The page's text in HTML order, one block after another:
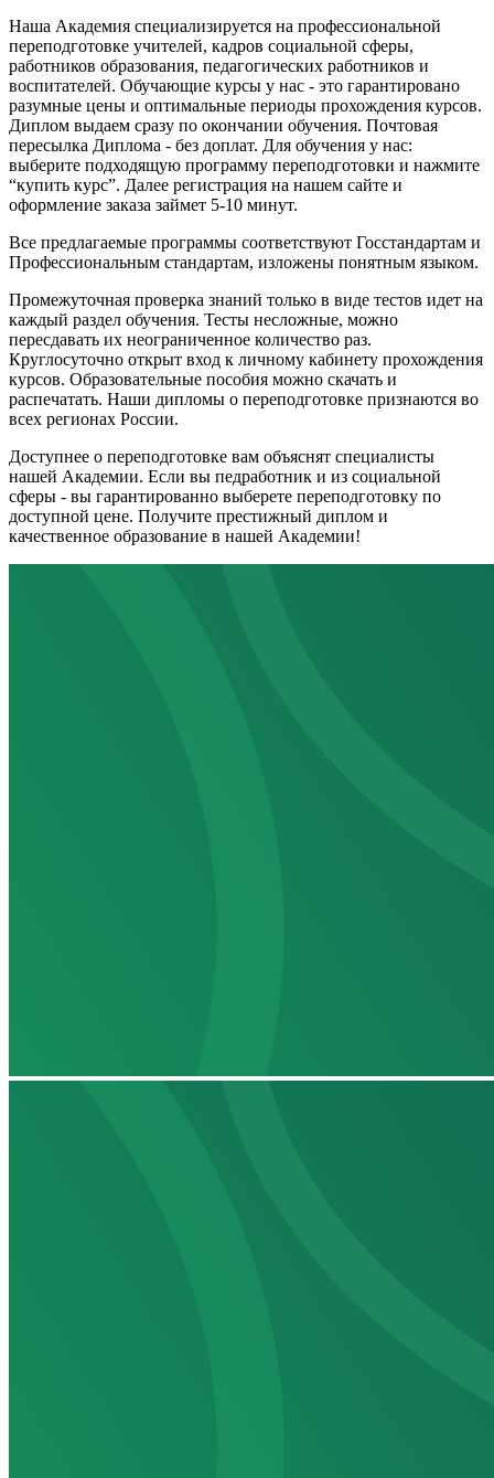
Наша Академия специализируется на профессиональной
переподготовке учителей, кадров социальной сферы,
работников образования, педагогических работников и
воспитателей. Обучающие курсы у нас - это гарантировано
разумные цены и оптимальные периоды прохождения курсов.
Диплом выдаем сразу по окончании обучения. Почтовая
пересылка Диплома - без доплат. Для обучения у нас:
выберите подходящую программу переподготовки и нажмите
“купить курс”. Далее регистрация на нашем сайте и
оформление заказа займет 5-10 минут.
Все предлагаемые программы соответствуют Госстандартам и
Профессиональным стандартам, изложены понятным языком.
Промежуточная проверка знаний только в виде тестов идет на
каждый раздел обучения. Тесты несложные, можно
пересдавать их неограниченное количество раз.
Круглосуточно открыт вход к личному кабинету прохождения
курсов. Образовательные пособия можно скачать и
распечатать. Наши дипломы о переподготовке признаются во
всех регионах России.
Доступнее о переподготовке вам объяснят специалисты
нашей Академии. Если вы педработник и из социальной
сферы - вы гарантированно выберете переподготовку по
доступной цене. Получите престижный диплом и
качественное образование в нашей Академии!